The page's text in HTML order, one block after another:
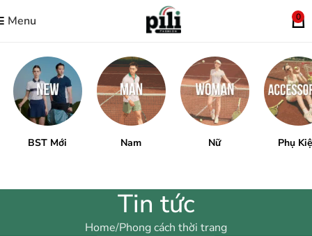
Menu 0
BST Mới Nam Nữ Phụ
Tin tức
Home Phong cách thời trang